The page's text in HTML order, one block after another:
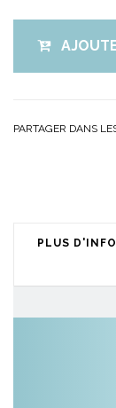
PARTAGER DANS
PLUS